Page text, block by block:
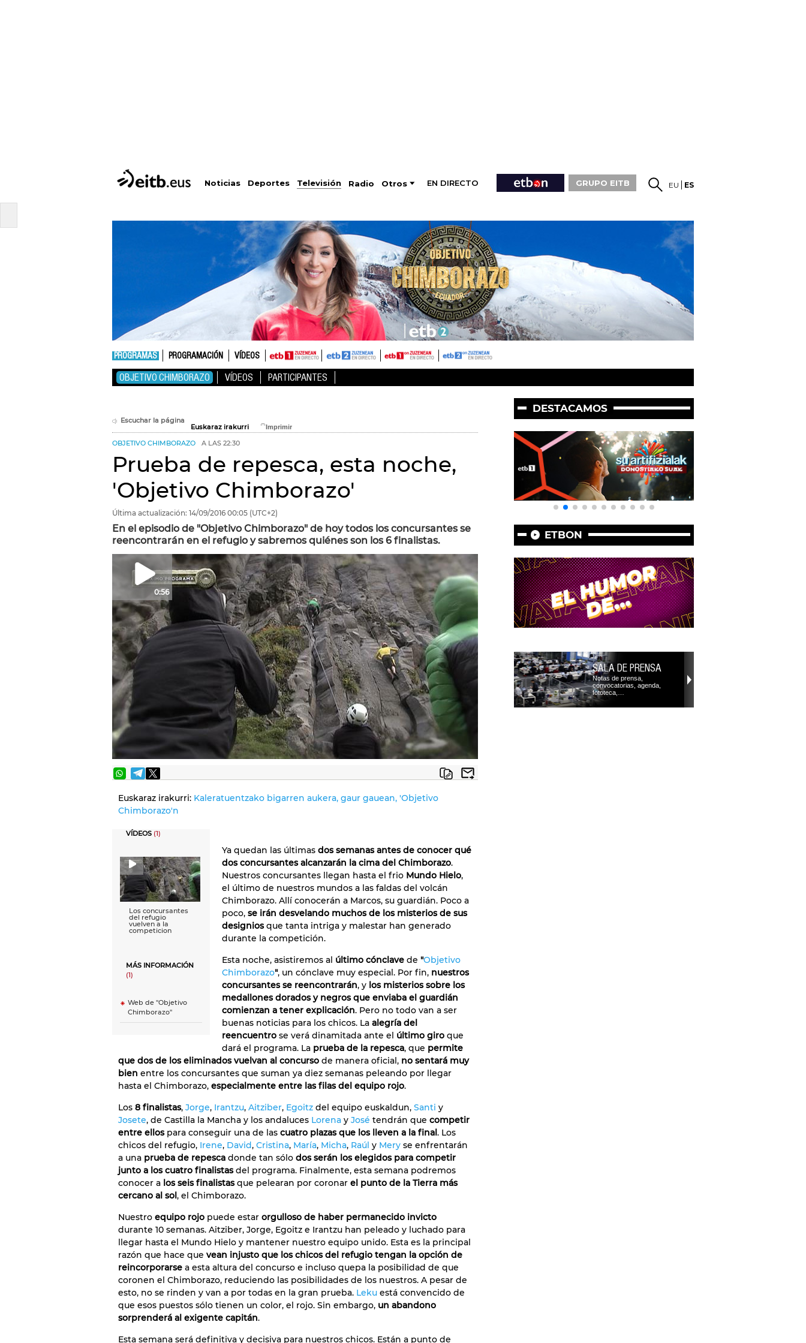
Noticias Deportes Televisión Radio Otros EN DIRECTO GRUPO EITB EU ES
PROGRAMAS PROGRAMACIÓN VÍDEOS
OBJETIVO CHIMBORAZO VÍDEOS PARTICIPANTES
Escuchar la página
Euskaraz irakurri
OBJETIVO CHIMBORAZO A LAS 22:30
Prueba de repesca, esta noche,
'Objetivo Chimborazo'
Última actualización: 14/09/2016 00:05 (UTC+2)
En el episodio de "Objetivo Chimborazo" de hoy todos los concursantes se
reencontrarán en el refugio y sabremos quiénes son los 6 finalistas.
0:56
Euskaraz irakurri: Kaleratuentzako bigarren aukera, gaur gauean, 'Objetivo
Chimborazo'n
VÍDEOS (1)
Los concursantes
del refugio
vuelven a la
competicion
MÁS INFORMACIÓN
(1)
Web de "Objetivo
Chimborazo"
Ya quedan las últimas dos semanas antes de conocer qué
dos concursantes alcanzarán la cima del Chimborazo.
Nuestros concursantes llegan hasta el frio Mundo Hielo,
el último de nuestros mundos a las faldas del volcán
Chimborazo. Allí conocerán a Marcos, su guardián. Poco a
poco, se irán desvelando muchos de los misterios de sus
designiosque tanta intriga y malestar han generado
durante la competición.
Esta noche, asistiremos al último cónclave de "Objetivo
Chimborazo", un cónclave muy especial. Por fin, nuestros
concursantes se reencontrarán, y los misterios sobre los
medallones dorados y negros que enviaba el guardián
comienzan a tener explicación. Pero no todo van a ser
buenas noticias para los chicos. La alegría del
reencuentro se verá dinamitada ante el último giro que
dará el programa. La prueba de la repesca, que permite
que dos de los eliminados vuelvan al concurso de manera oficial, no sentará muy
bien entre los concursantes que suman ya diez semanas peleando por llegar
hasta el Chimborazo, especialmente entre las filas del equipo rojo.
Los 8 finalistas, Jorge, Irantzu, Aitziber, Egoitz del equipo euskaldun, Santi y
Josete, de Castilla la Mancha y los andaluces Lorena y José tendrán que competir
entre ellospara conseguir una de las cuatro plazas que los lleven a la final. Los
chicos del refugio, Irene, David, Cristina, María, Micha, Raúl y Mery se enfrentarán
a una prueba de repesca donde tan sólo dos serán los elegidos para competir
junto a los cuatro finalistasdel programa. Finalmente, esta semana podremos
conocer a los seis finalistasque pelearan por coronar el punto de la Tierra más
cercano al sol, el Chimborazo.
Nuestro equipo rojo puede estar orgulloso de haber permanecido invicto
durante 10 semanas. Aitziber, Jorge, Egoitz e Irantzu han peleado y luchado para
llegar hasta el Mundo Hielo y mantener nuestro equipo unido. Esta es la principal
razón que hace que vean injusto que los chicos del refugio tengan la opción de
reincorporarse a esta altura del concurso e incluso quepa la posibilidad de que
coronen el Chimborazo, reduciendo las posibilidades de los nuestros. A pesar de
esto, no se rinden y van a por todas en la gran prueba. Leku está convencido de
que esos puestos sólo tienen un color, el rojo. Sin embargo, un abandono
sorprenderá al exigente capitán.
Esta semana será definitiva y decisiva para nuestros chicos. Están a punto de
DESTACAMOS
ETBON
SALA DE PRENSA
Notas de prensa,
convocatorias, agenda,
fototeca,…